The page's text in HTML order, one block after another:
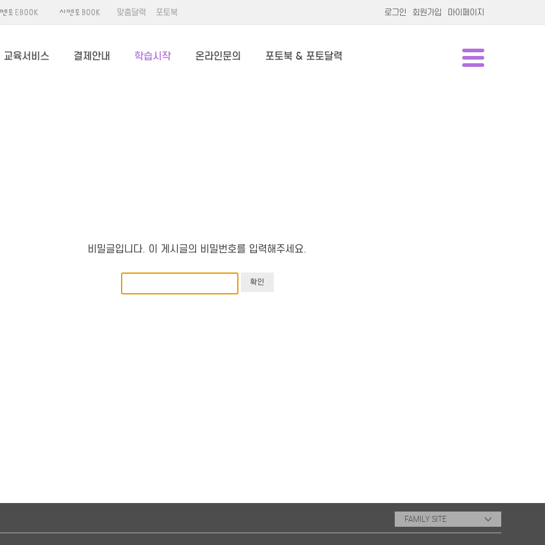
맞춤달력 포토북 로그인 회원가입 마이페이지
교육서비스 결제안내 학습시작 온라인문의 포토북 & 포토달력
비밀글입니다. 이 게시글의 비밀번호를 입력해주세요.
FAMILY SITE